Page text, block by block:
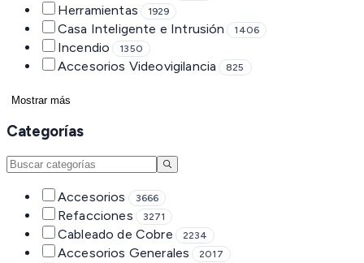
Herramientas 1929
Casa Inteligente e Intrusión 1406
Incendio 1350
Accesorios Videovigilancia 825
Mostrar más
Categorías
Accesorios 3666
Refacciones 3271
Cableado de Cobre 2234
Accesorios Generales 2017